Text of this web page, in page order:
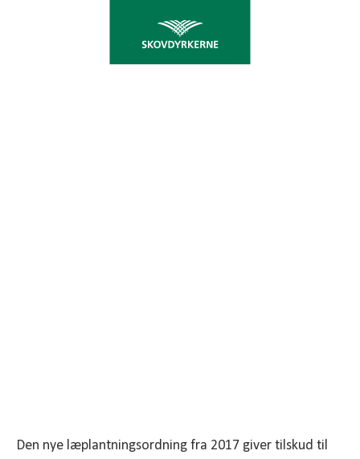
Den nye læplantningsordning fra 2017 giver tilskud til